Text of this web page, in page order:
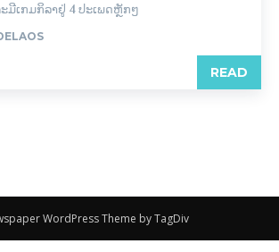
ມີເກມກິລາຢູ່ 4 ປະເພດຫຼັກໆ
READ
WordPress Theme by TagDiv